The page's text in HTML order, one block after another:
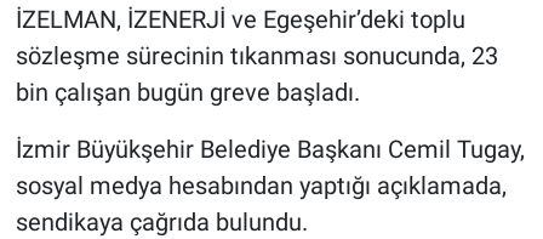
İZELMAN, İZENERJİ ve Egeşehir’deki toplu
sözleşme sürecinin tıkanması sonucunda, 23
bin çalışan bugün greve başladı.
İzmir Büyükşehir Belediye Başkanı Cemil Tugay,
sosyal medya hesabından yaptığı açıklamada,
sendikaya çağrıda bulundu.
Kimdir
Koronavirüs
Kültür Sanat
Ne demişti